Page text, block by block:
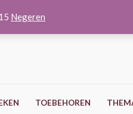
Negeren
TOEBEHOREN